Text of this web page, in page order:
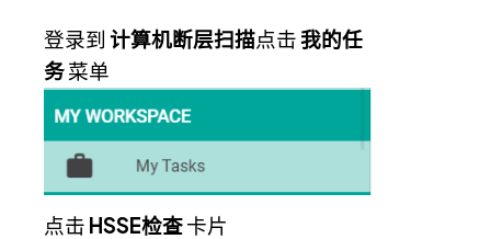
登录到 计算机断层扫描点击我的任
务菜单
点击 HSSE检查卡片